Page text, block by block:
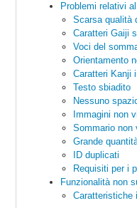
Problemi relativi
Scarsa qualità
Caratteri Gaiji
Voci del
Orientamento
Caratteri Kanji
Testo sbiadito
Nessuno
Immagini non
Sommario non
Grande
ID duplicati
Requisiti per i
Funzionalità non
Caratteristiche